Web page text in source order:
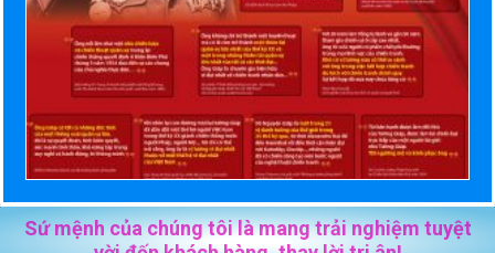
Sứ mệnh của chúng tôi là mang trải nghiệm tuyệt